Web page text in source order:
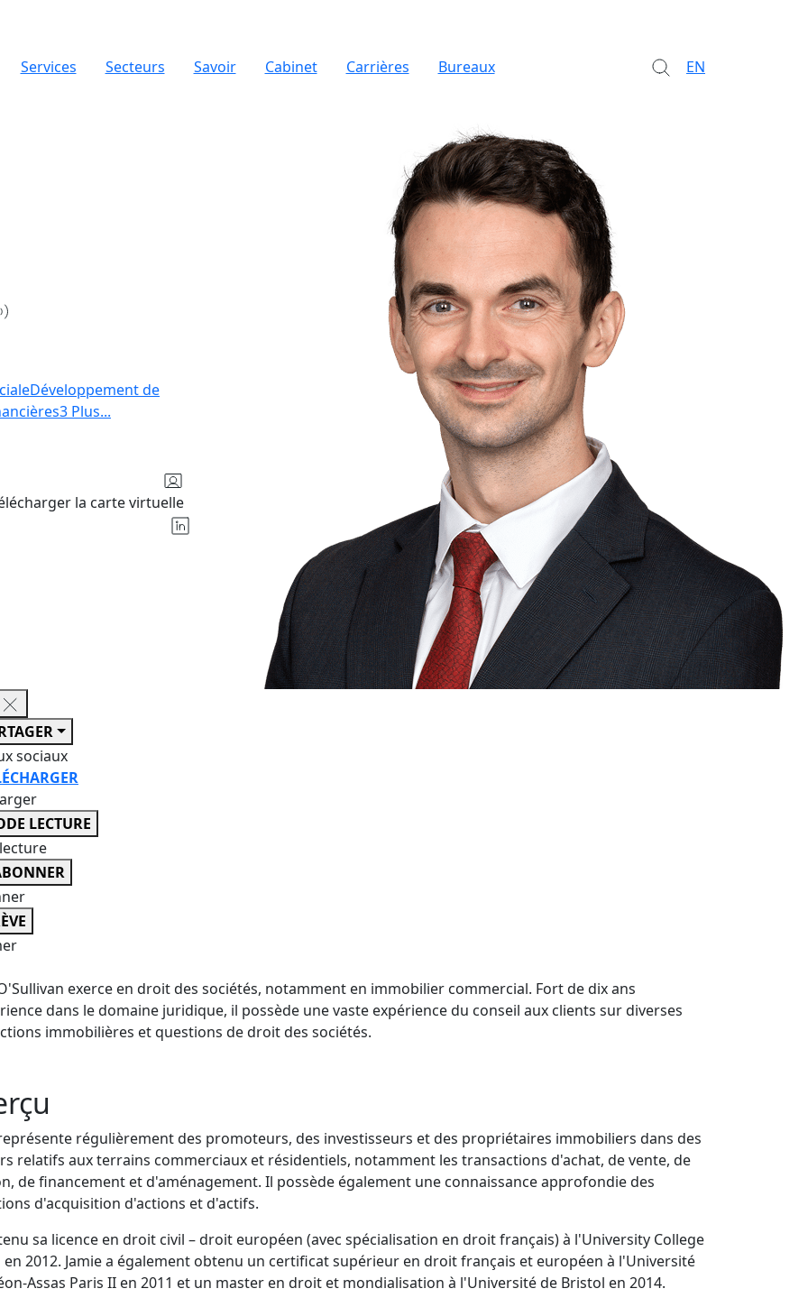
Services Secteurs Savoir Cabinet Carrières Bureaux EN
Développement de
3 Plus...
la carte virtuelle
sociaux
LECTURE
exerce en droit des sociétés, notamment en immobilier commercial. Fort de dix ans
dans le domaine juridique, il possède une vaste expérience du conseil aux clients sur diverses
immobilières et questions de droit des sociétés.
régulièrement des promoteurs, des investisseurs et des propriétaires immobiliers dans des
relatifs aux terrains commerciaux et résidentiels, notamment les transactions d'achat, de vente, de
de financement et d'aménagement. Il possède également une connaissance approfondie des
d'acquisition d'actions et d'actifs.
sa licence en droit civil – droit européen (avec spécialisation en droit français) à l'University College
2012. Jamie a également obtenu un certificat supérieur en droit français et européen à l'Université
Assas Paris II en 2011 et un master en droit et mondialisation à l'Université de Bristol en 2014.